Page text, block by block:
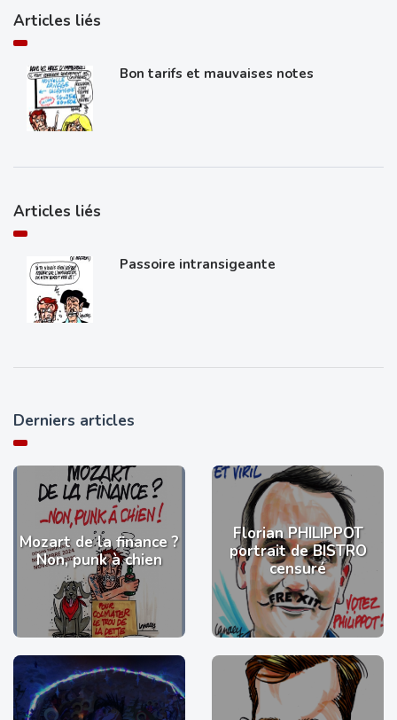
Articles liés
Bon tarifs et mauvaises notes
Articles liés
Passoire intransigeante
Derniers articles
Mozart de la finance ?
Non, punk à chien
Florian PHILIPPOT
portrait de BISTRO
censuré